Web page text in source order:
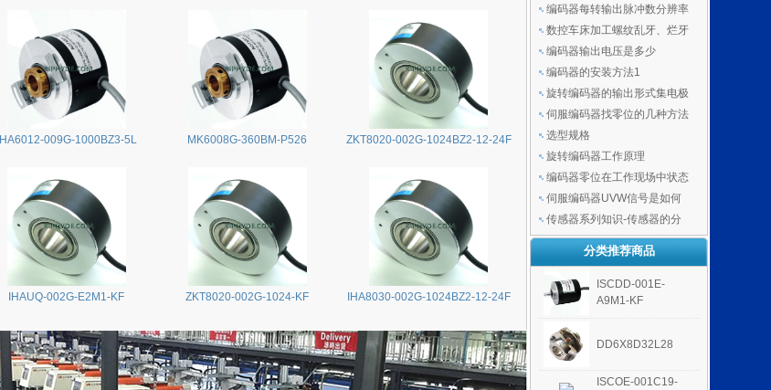
IHA6012-009G-1000BZ3-5L MK6008G-360BM-P526 ZKT8020-002G-1024BZ2-12-24F
IHAUQ-002G-E2M1-KF ZKT8020-002G-1024-KF IHA8030-002G-1024BZ2-12-24F
编码器每转输出脉冲数分辨率
数控车床加工螺纹乱牙、烂牙
编码器输出电压是多少
编码器的安装方法1
旋转编码器的输出形式集电极
伺服编码器找零位的几种方法
选型规格
旋转编码器工作原理
编码器零位在工作现场中状态
伺服编码器UVW信号是如何
传感器系列知识-传感器的分
分类推荐商品
ISCDD-001E-
A9M1-KF
DD6X8D32L28
ISCOE-001C19-